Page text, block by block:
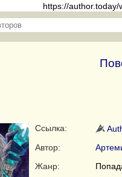
https://
Ссылка:
Автор:
Жанр: